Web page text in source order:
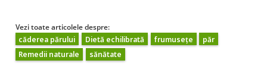
Vezi toate articolele despre:
căderea părului
Dietă echilibrată frumusețe
păr
Remedii naturale
sănătate